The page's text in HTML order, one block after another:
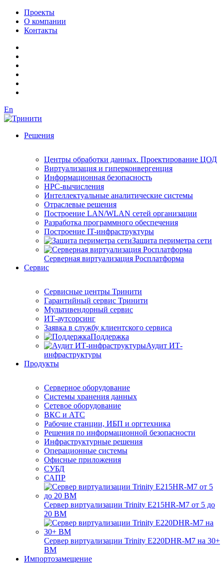
Проекты
О компании
Контакты
En
Решения
Центры обработки данных. Проектирование ЦОД
Виртуализация и гиперконвергенция
Информационная безопасность
HPC-вычисления
Интеллектуальные аналитические системы
Отраслевые решения
Построение LAN/WLAN сетей организации
Разработка программного обеспечения
Построение IT-инфраструктуры
Защита периметра сети
Серверная виртуализация Росплатформа
Сервис
Сервисные центры Тринити
Гарантийный сервис Тринити
Мультивендорный сервис
ИТ-аутсорсинг
Заявка в службу клиентского сервиса
Поддержка
Аудит ИТ-
инфраструктуры
Продукты
Серверное оборудование
Системы хранения данных
Сетевое оборудование
ВКС и АТС
Рабочие станции, ИБП и оргтехника
Решения по информационной безопасности
Инфраструктурные решения
Операционные системы
Офисные приложения
СУБД
САПР
Сервер виртуализации Trinity E215HR-M7 от 5 до
20 ВМ
Сервер виртуализации Trinity E220DHR-M7 на 30+
ВМ
Импортозамещение